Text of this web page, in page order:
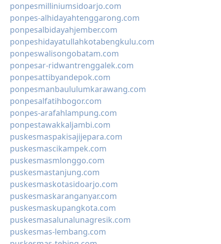
ponpesmilliniumsidoarjo.com
ponpes-alhidayahtenggarong.com
ponpesalbidayahjember.com
ponpeshidayatullahkotabengkulu.com
ponpeswalisongobatam.com
ponpesar-ridwantrenggalek.com
ponpesattibyandepok.com
ponpesmanbaululumkarawang.com
ponpesalfatihbogor.com
ponpes-arafahlampung.com
ponpestawakkaljambi.com
puskesmaspakisajijepara.com
puskesmascikampek.com
puskesmasmlonggo.com
puskesmastanjung.com
puskesmaskotasidoarjo.com
puskesmaskaranganyar.com
puskesmaskupangkota.com
puskesmasalunalunagresik.com
puskesmas-lembang.com